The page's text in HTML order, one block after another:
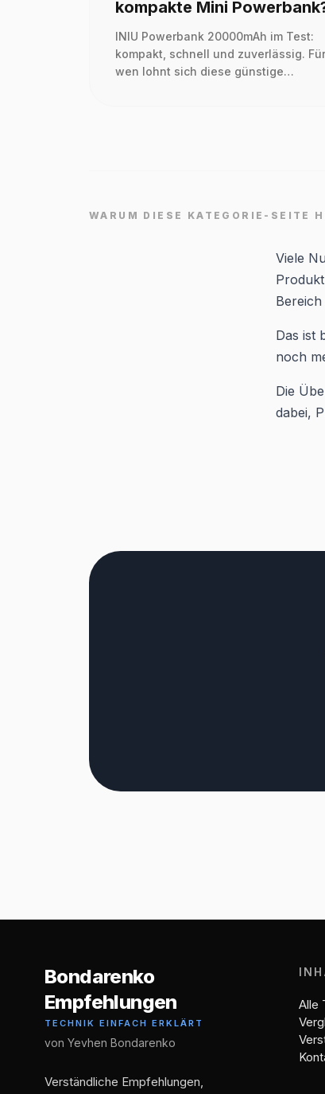
kompakte Mini
INIU Powerbank 20000mAh im Test:
kompakt, schnell und zuverlässig. Für
wen lohnt sich diese günstige
WARUM DIESE KATEGORIE-SEITE
Viele
Das ist
noch
Die
dabei,
Bondarenko
Empfehlungen
TECHNIK EINFACH ERKLÄRT
von Yevhen Bondarenko
Verständliche Empfehlungen,
Alle